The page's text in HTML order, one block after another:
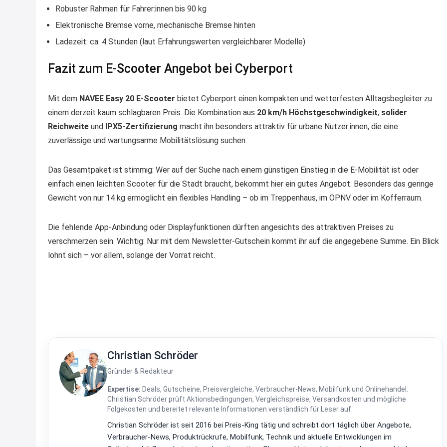
Robuster Rahmen für Fahrer:innen bis 90 kg
Elektronische Bremse vorne, mechanische Bremse hinten
Ladezeit: ca. 4 Stunden (laut Erfahrungswerten vergleichbarer Modelle)
Fazit zum E-Scooter Angebot bei Cyberport
Mit dem NAVEE Easy 20 E-Scooter bietet Cyberport einen kompakten und wetterfesten Alltagsbegleiter zu
einem derzeit kaum schlagbaren Preis. Die Kombination aus 20 km/h Höchstgeschwindigkeit, solider
Reichweite und IPX5-Zertifizierung macht ihn besonders attraktiv für urbane Nutzer:innen, die eine
zuverlässige und wartungsarme Mobilitätslösung suchen.
Das Gesamtpaket ist stimmig: Wer auf der Suche nach einem günstigen Einstieg in die E-Mobilität ist oder
einfach einen leichten Scooter für die Stadt braucht, bekommt hier ein gutes Angebot. Besonders das geringe
Gewicht von nur 14 kg ermöglicht ein flexibles Handling – ob im Treppenhaus, im ÖPNV oder im Kofferraum.
Die fehlende App-Anbindung oder Displayfunktionen dürften angesichts des attraktiven Preises zu
verschmerzen sein. Wichtig: Nur mit dem Newsletter-Gutschein kommt ihr auf die angegebene Summe. Ein Blick
lohnt sich – vor allem, solange der Vorrat reicht.
Christian Schröder
Gründer & Redakteur
Expertise: Deals, Gutscheine, Preisvergleiche, Verbraucher-News, Mobilfunk und Onlinehandel.
Christian Schröder prüft Aktionsbedingungen, Vergleichspreise, Versandkosten und mögliche
Folgekosten und bereitet relevante Informationen verständlich für Leser auf.
Christian Schröder ist seit 2016 bei Preis-King tätig und schreibt dort täglich über Angebote,
Verbraucher-News, Produktrückrufe, Mobilfunk, Technik und aktuelle Entwicklungen im